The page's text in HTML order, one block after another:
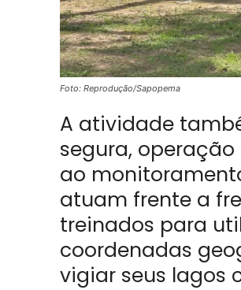
Foto: Reprodução/Sapopema
A atividade
segura, operação
ao
atuam frente a
treinados para
coordenadas
vigiar seus lagos